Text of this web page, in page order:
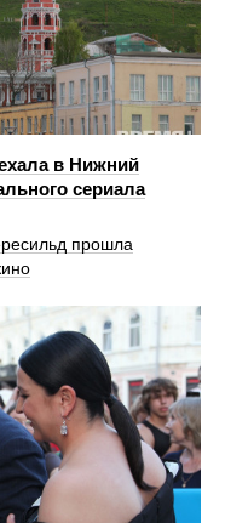
в Нижний
сериала
прошла